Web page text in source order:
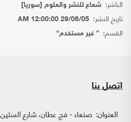
الناشر: شعاع للنشر والعلوم [سوريا]
تاريخ النشر: 29/06/05 12:00:00 AM
القسم: { غير مستخدم}
اتصل بنا
العنوان: صنعاء - فج عطان، شارع الستين